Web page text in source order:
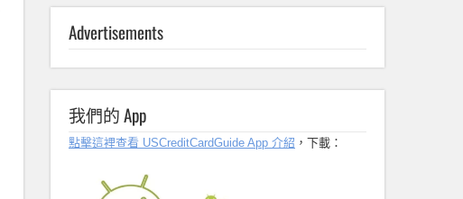
Advertisements
我們的 App
點擊這裡查看 USCreditCardGuide App 介紹 ，下載：